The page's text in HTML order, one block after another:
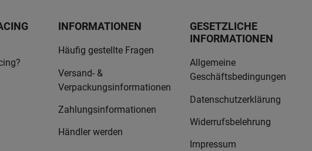
INFORMATIONEN
Häufig gestellte Fragen
Versand- &
Verpackungsinformationen
Zahlungsinformationen
Händler werden
GESETZLICHE
INFORMATIONEN
Allgemeine
Geschäftsbedingungen
Datenschutzerklärung
Widerrufsbelehrung
Impressum